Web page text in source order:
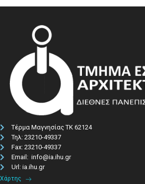
Τέρμα Μαγνησίας ΤΚ 62124
Τηλ: 23210-49337​
Fax: 23210-49337
Email: info@ia.ihu.gr
Url: ia.ihu.gr
Χάρτης